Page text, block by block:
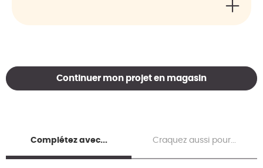
Continuer mon projet en magasin
Complétez avec... Craquez aussi pour...